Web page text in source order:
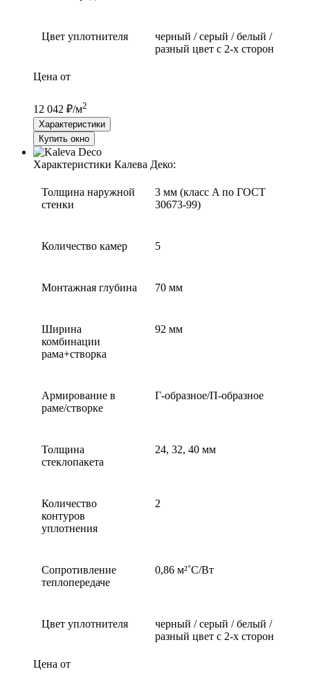
Цвет уплотнителя
черный / серый / белый /
разный цвет с 2-х сторон
Цена от
12 042 ₽/м2
Характеристики
Купить окно
Характеристики Калева Деко:
Толщина наружной
стенки
3 мм (класс A по ГОСТ
30673-99)
Количество камер 5
Монтажная глубина 70 мм
Ширина
комбинации
рама+створка
92 мм
Армирование в
раме/створке
Г-образное/П-образное
Толщина
стеклопакета
24, 32, 40 мм
Количество
контуров
уплотнения
2
Сопротивление
теплопередаче
0,86 м²˚С/Вт
Цвет уплотнителя
черный / серый / белый /
разный цвет с 2-х сторон
Цена от